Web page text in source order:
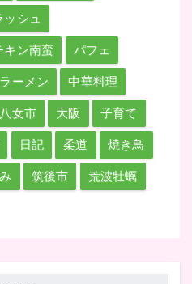
ッシュ
キン南蛮 パフェ
ラーメン 中華料理
八女市 大阪 子育て
日記 柔道 焼き鳥
筑後市 荒波牡蠣